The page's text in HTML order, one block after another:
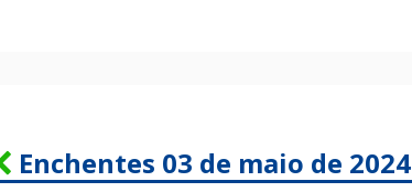
Enchentes 03 de maio de 2024